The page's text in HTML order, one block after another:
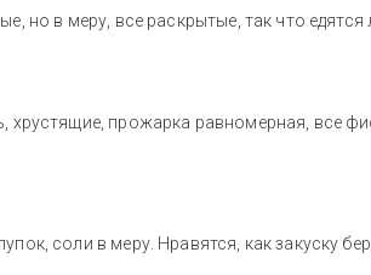
но в меру, все раскрытые, так что едятся
хрустящие, прожарка равномерная, все
соли в меру. Нравятся, как закуску